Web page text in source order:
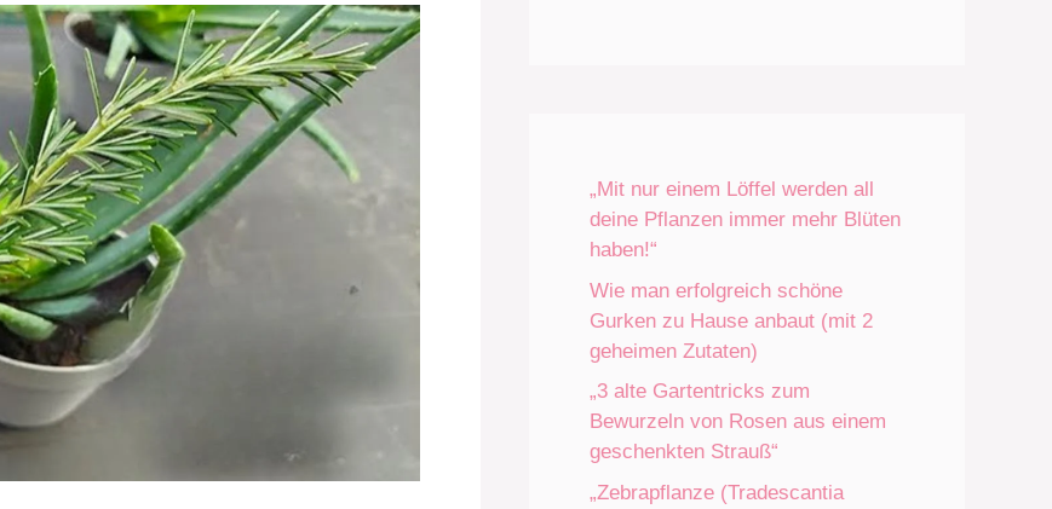
„Mit nur einem Löffel werden all
deine Pflanzen immer mehr Blüten
haben!“
Wie man erfolgreich schöne
Gurken zu Hause anbaut (mit 2
geheimen Zutaten)
„3 alte Gartentricks zum
Bewurzeln von Rosen aus einem
geschenkten Strauß“
„Zebrapflanze (Tradescantia